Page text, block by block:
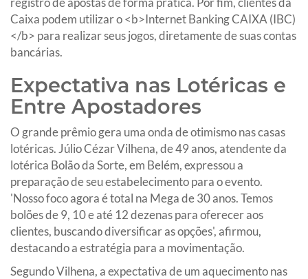
Caixa podem utilizar o <b>Internet Banking CAIXA (IBC)
</b> para realizar seus jogos, diretamente de suas contas
bancárias.
Expectativa nas Lotéricas e
Entre Apostadores
O grande prêmio gera uma onda de otimismo nas casas
lotéricas. Júlio Cézar Vilhena, de 49 anos, atendente da
lotérica Bolão da Sorte, em Belém, expressou a
preparação de seu estabelecimento para o evento.
'Nosso foco agora é total na Mega de 30 anos. Temos
bolões de 9, 10 e até 12 dezenas para oferecer aos
clientes, buscando diversificar as opções', afirmou,
destacando a estratégia para a movimentação.
Segundo Vilhena, a expectativa de um aquecimento nas